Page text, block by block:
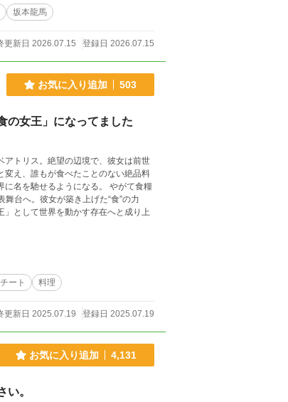
坂本龍馬
更新日 2026.07.15 登録日 2026.07.15
お気に入り追加 503
の女王」になってました
アトリス。絶望の辺境で、彼女は前世
変え、誰もが食べたことのない絶品料
名を馳せるようになる。 やがて食糧
台へ。彼女が築き上げた“食”の力
として世界を動かす存在へと成り上
ート 料理
更新日 2025.07.19 登録日 2025.07.19
お気に入り追加 4,131
。